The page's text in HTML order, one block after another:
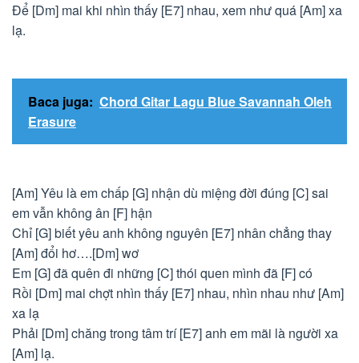
Để [Dm] mai khi nhìn thấy [E7] nhau, xem như quá [Am] xa
lạ.
Baca juga: Chord Gitar Lagu Blue Savannah Oleh
Erasure
[Am] Yêu là em chấp [G] nhận dù miệng đời đúng [C] sai
em vẫn không ân [F] hận
Chỉ [G] biết yêu anh không nguyên [E7] nhân chẳng thay
[Am] đổi hơ….[Dm] wơ
Em [G] đã quên đi những [C] thói quen mình đã [F] có
Rồi [Dm] mai chợt nhìn thấy [E7] nhau, nhìn nhau như [Am]
xa lạ
Phải [Dm] chăng trong tâm trí [E7] anh em mãi là người xa
[Am] lạ.